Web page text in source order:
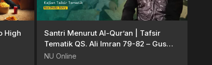
High
Santri Menurut Al-Qur’an | Tafsir
Tematik QS. Ali Imran 79-82 – Gus
Dhofir Zuhry
NU Online